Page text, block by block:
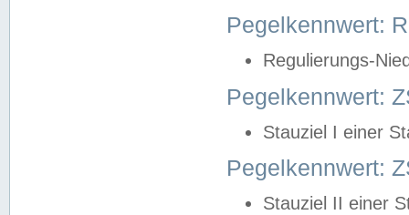
Pegelkennwert:
Regulierungs-
Pegelkennwert:
Stauziel I einer
Pegelkennwert:
Stauziel II einer